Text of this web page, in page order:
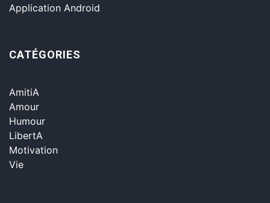
Application Android
CATÉGORIES
AmitiA
Amour
Humour
LibertA
Motivation
Vie